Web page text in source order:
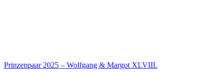
Prinzenpaar 2025 – Wolfgang & Margot XLVIII.